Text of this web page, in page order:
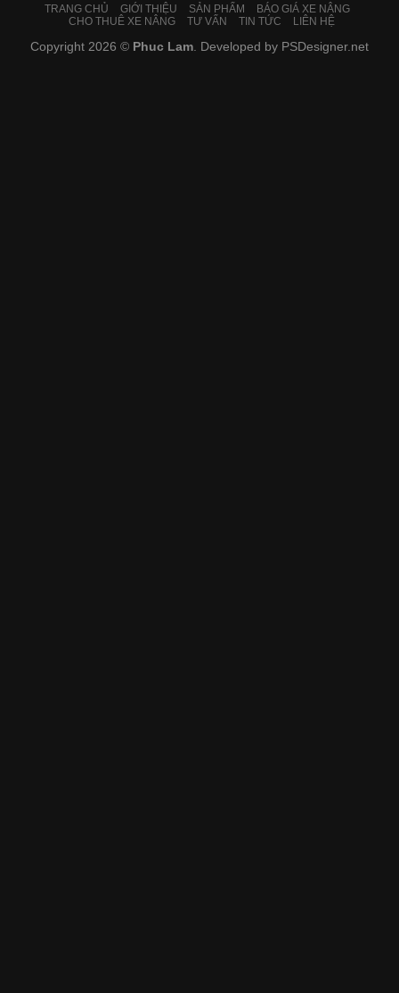
TRANG CHỦ GIỚI THIỆU SẢN PHẨM
BÁO GIÁ XE NÂNG
CHO THUÊ XE NÂNG
TƯ VẤN TIN TỨC LIÊN HỆ
Copyright 2026 © Phuc Lam. Developed by PSDesigner.net